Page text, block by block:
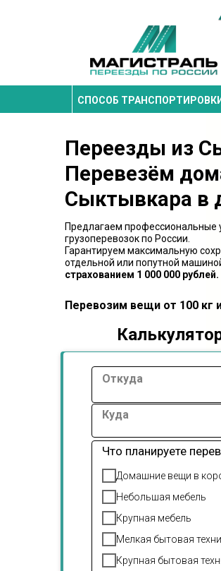
СПОСОБ ТРАНСПОРТИРОВКИ
Переезды из
Перевезём
Сыктывкара в
Предлагаем профессиональные
грузоперевозок по России.
Гарантируем максимальную
отдельной или попутной
страхованием 1 000 000 рублей.
Откуда
Куда
Что планируете
Домашние вещи в
Небольшая мебель
Крупная мебель
Мелкая бытовая
Крупная бытовая
Перевозим вещи от 100 кг